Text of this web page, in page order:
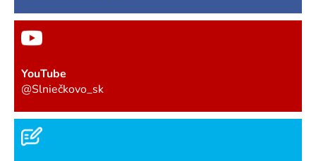
YouTube
@Slniečkovo_sk